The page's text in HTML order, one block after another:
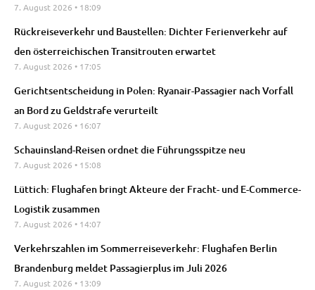
7. August 2026 18:09
Rückreiseverkehr und Baustellen: Dichter Ferienverkehr auf
den österreichischen Transitrouten erwartet
7. August 2026 17:05
Gerichtsentscheidung in Polen: Ryanair-Passagier nach Vorfall
an Bord zu Geldstrafe verurteilt
7. August 2026 16:07
Schauinsland-Reisen ordnet die Führungsspitze neu
7. August 2026 15:08
Lüttich: Flughafen bringt Akteure der Fracht- und E-Commerce-
Logistik zusammen
7. August 2026 14:07
Verkehrszahlen im Sommerreiseverkehr: Flughafen Berlin
Brandenburg meldet Passagierplus im Juli 2026
7. August 2026 13:09